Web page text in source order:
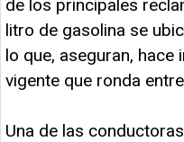
de los principales
litro de gasolina se
lo que, aseguran,
vigente que ronda
Una de las